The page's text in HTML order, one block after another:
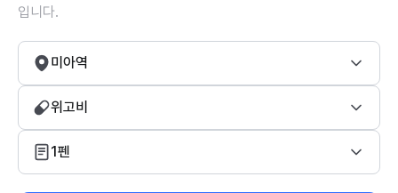
입니다.
미아역
위고비
1펜